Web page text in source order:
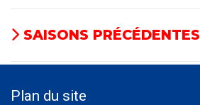
SAISONS PRÉCÉDENTES
Plan du site